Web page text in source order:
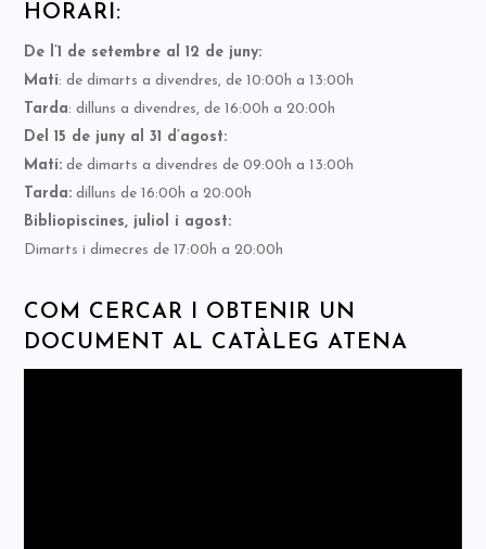
HORARI:
De l’1 de setembre al 12 de juny:
Matí: de dimarts a divendres, de 10:00h a 13:00h
Tarda: dilluns a divendres, de 16:00h a 20:00h
Del 15 de juny al 31 d’agost:
Matí: de dimarts a divendres de 09:00h a 13:00h
Tarda: dilluns de 16:00h a 20:00h
Bibliopiscines, juliol i agost:
Dimarts i dimecres de 17:00h a 20:00h
COM CERCAR I OBTENIR UN
DOCUMENT AL CATÀLEG ATENA